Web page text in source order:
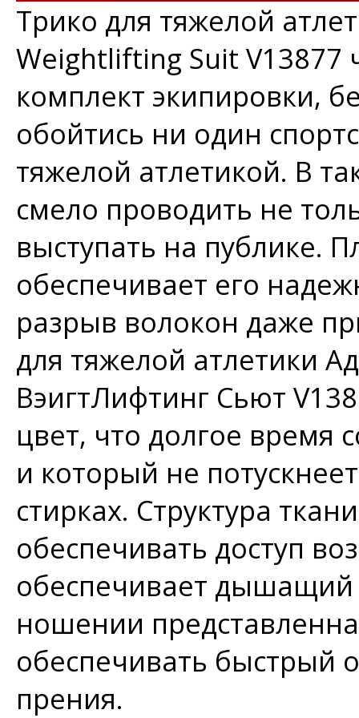
Трико для тяжелой
Weightlifting Suit
комплект экипировки,
обойтись ни один
тяжелой атлетикой. В
смело проводить не
выступать на публике.
обеспечивает его
разрыв волокон даже
для тяжелой атлетики
ВэигтЛифтинг Сьют
цвет, что долгое время
и который не
стирках. Структура
обеспечивать доступ
обеспечивает
ношении
обеспечивать быстрый
прения.